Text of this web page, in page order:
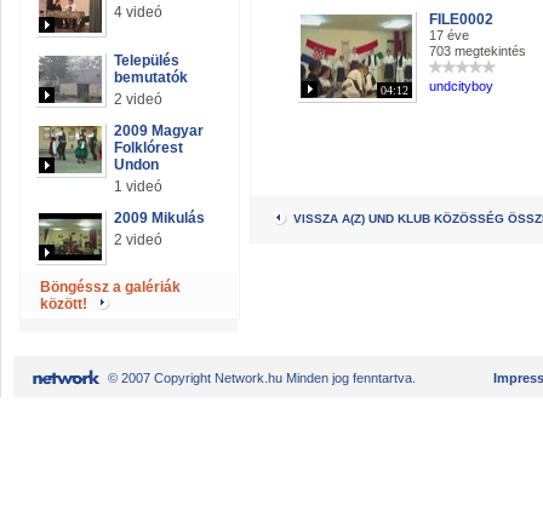
4 videó
Település
bemutatók
2 videó
2009 Magyar
Folklórest
Undon
1 videó
2009 Mikulás
2 videó
Böngéssz a galériák
között!
04:12
FILE0002
17 éve
703 megtekintés
undcityboy
VISSZA A(Z) UND KLUB KÖZÖSSÉG
© 2007 Copyright Network.hu Minden jog fenntartva.